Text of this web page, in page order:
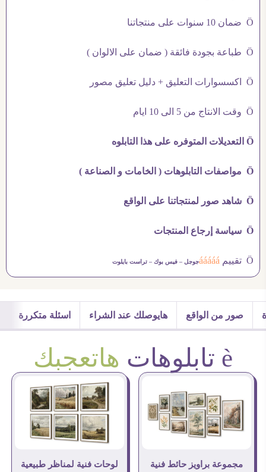
Ö ضمان 10 سنوات على منتجاتنا
Ö طباعة بجودة فائقة ( ضمان على الالوان )
Ö اكسسوارات التعليق + دليل تعليق مصور
Ö وقت الانتاج من 5 الى 10 ايام
Ö التعديلات المتوفره على هذا التابلوه
Ö مواصفات التابلوهات ( الخامات و الصناعة )
Ö شاهد صور لمنتجاتنا على الواقع
Ö سياسة إرجاع المنتجات
Ö تقييم áááááجوجل – فيس بوك – تراست بايلوت
صور من الواقع هايوصلك عند الشراء اسئلة متكررة
è تابلوهات هاتعجبك
مجموعة براويز حائط فنية
لوحات فنية لمناظر طبيعية